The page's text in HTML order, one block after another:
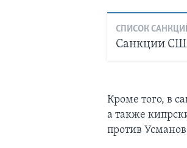
СПИСОК
Санкции
Кроме того, в
а также
против